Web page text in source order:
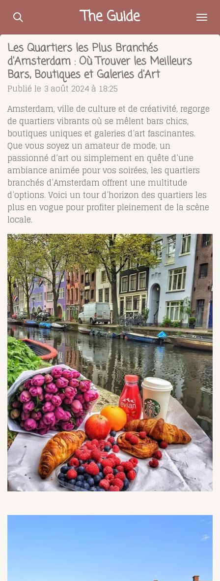
Passer
contenu
principal
The Guide
Les Quartiers les Plus Branchés
d'Amsterdam : Où Trouver les Meilleurs
Bars, Boutiques et Galeries d'Art
Publié le 3 août 2024 à 18:25
Amsterdam, ville de culture et de créativité, regorge
de quartiers vibrants où se mêlent bars chics,
boutiques uniques et galeries d’art fascinantes.
Que vous soyez un amateur de mode, un
passionné d’art ou simplement en quête d’une
ambiance animée pour vos soirées, les quartiers
branchés d’Amsterdam offrent une multitude
d’options. Voici un tour d’horizon des quartiers les
plus en vogue pour profiter pleinement de la scène
locale.